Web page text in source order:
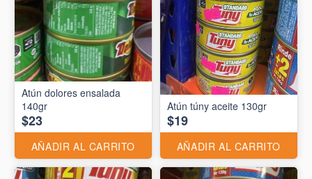
Atún dolores ensalada
140gr
$23
AÑADIR AL CARRITO
Atún túny aceite 130gr
$19
AÑADIR AL CARRITO